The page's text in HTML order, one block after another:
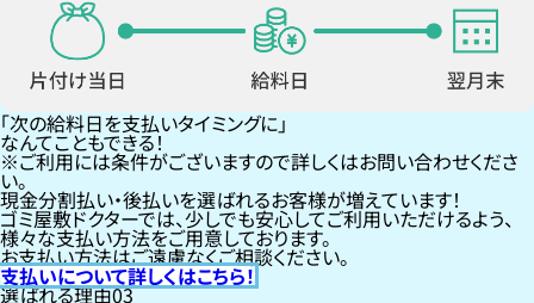
「次の給料日を支払いタイミングに」
なんてこともできる！
ご利用には条件がございますので詳しくはお問い合わせくださ
い。
現金分割払い・後払いを選ばれるお客様が増えています！
ゴミ屋敷ドクターでは、少しでも安心してご利用いただけるよう、
様々な支払い方法をご用意しております。
お支払い方法はご遠慮なくご相談ください。
支払いについて詳しくはこちら！
選ばれる理由03